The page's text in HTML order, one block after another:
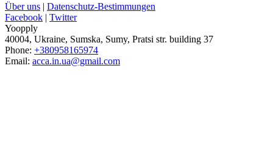
Über uns | Datenschutz-Bestimmungen
Facebook | Twitter
Yoopply
40004, Ukraine, Sumska, Sumy, Pratsi str. building 37
Phone: +380958165974
Email: acca.in.ua@gmail.com